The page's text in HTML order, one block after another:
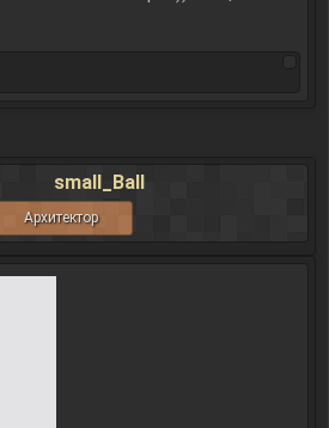
small_Ball
Архитектор